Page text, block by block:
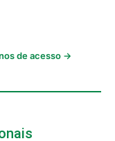
de acesso →